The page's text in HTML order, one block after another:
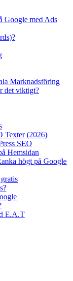
Google med Ads
Marknadsföring
det viktigt?
Texter (2026)
SEO
Hemsidan
högt på Google
E.A.T